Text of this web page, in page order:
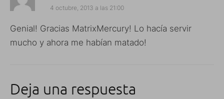
4 octubre, 2013 a las 21:00
Genial! Gracias MatrixMercury! Lo hacía servir
mucho y ahora me habían matado!
Deja una respuesta